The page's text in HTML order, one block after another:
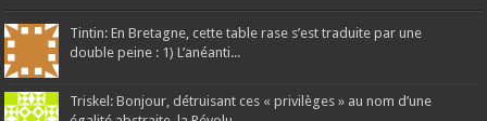
Tintin: En Bretagne, cette table rase s’est traduite par une
double peine : 1) L’anéanti...
Triskel: Bonjour, détruisant ces « privilèges » au nom d’une